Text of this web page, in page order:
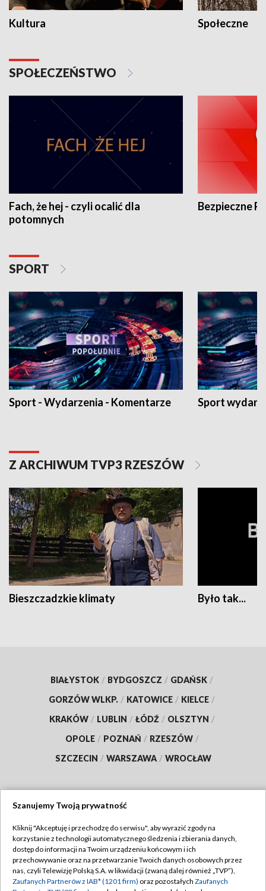
Kultura Społeczne
SPOŁECZEŃSTWO
Fach, że hej - czyli ocalić dla
potomnych
Bezpieczne
SPORT
Sport - Wydarzenia - Komentarze Sport
Z ARCHIWUM TVP3 RZESZÓW
Bieszczadzkie klimaty Było tak...
BIAŁYSTOK / BYDGOSZCZ / GDAŃSK /
GORZÓW WLKP. / KATOWICE / KIELCE /
KRAKÓW / LUBLIN / ŁÓDŹ / OLSZTYN /
OPOLE / POZNAŃ / RZESZÓW /
SZCZECIN / WARSZAWA / WROCŁAW
TVP
Abonament TVP
Emisja w TVP
Regulamin TVP
Polityka prywatności
Szanujemy Twoją prywatność
Kliknij "Akceptuję i przechodzę do serwisu", aby wyrazić zgody na
korzystanie z technologii automatycznego śledzenia i zbierania danych,
dostęp do informacji na Twoim urządzeniu końcowym i ich
przechowywanie oraz na przetwarzanie Twoich danych osobowych przez
nas, czyli Telewizję Polską S.A. w likwidacji (zwaną dalej również „TVP”),
Zaufanych Partnerów z IAB* (1201 firm) oraz pozostałych Zaufanych